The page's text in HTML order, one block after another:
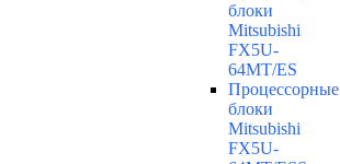
блоки
Mitsubishi
FX5U-
64MT/ES
Процессорные
блоки
Mitsubishi
FX5U-